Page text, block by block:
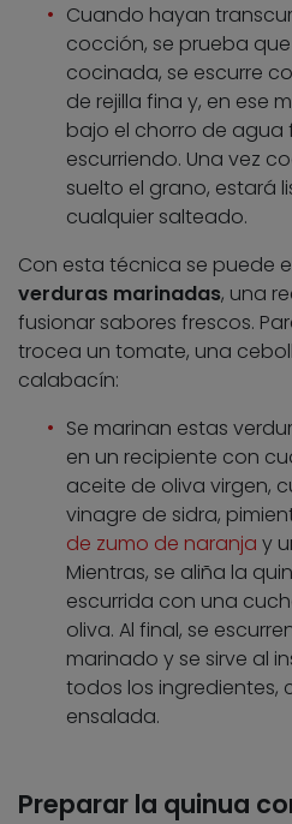
Cuando hayan
cocción, se prueba
cocinada, se escurre
de rejilla fina y, en ese
bajo el chorro de agua
escurriendo. Una vez
suelto el grano, estará
cualquier salteado.
Con esta técnica se puede
verduras marinadas, una
fusionar sabores frescos.
trocea un tomate, una
calabacín:
Se marinan estas
en un recipiente con
aceite de oliva virgen,
vinagre de sidra,
de zumo de naranja y
Mientras, se aliña la
escurrida con una
oliva. Al final, se
marinado y se sirve al
todos los ingredientes,
ensalada.
Preparar la quinua